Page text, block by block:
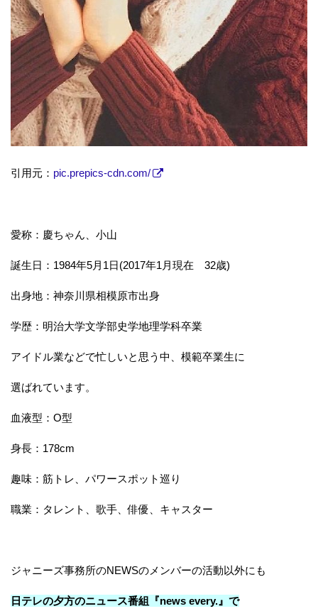
引用元： pic.prepics-cdn.com/
愛称：慶ちゃん、小山
誕生日：1984年5月1日(2017年1月現在 32歳)
出身地：神奈川県相模原市出身
学歴：明治大学文学部史学地理学科卒業
アイドル業などで忙しいと思う中、模範卒業生に
選ばれています。
血液型：O型
身長：178cm
趣味：筋トレ、パワースポット巡り
職業：タレント、歌手、俳優、キャスター
ジャニーズ事務所のNEWSのメンバーの活動以外にも
日テレの夕方のニュース番組『news every.』で